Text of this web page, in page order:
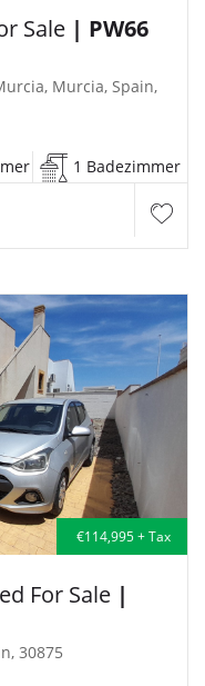
Sale | PW66
Murcia, Spain,
1 Badezimmer
€114,995 + Tax
For Sale |
30875